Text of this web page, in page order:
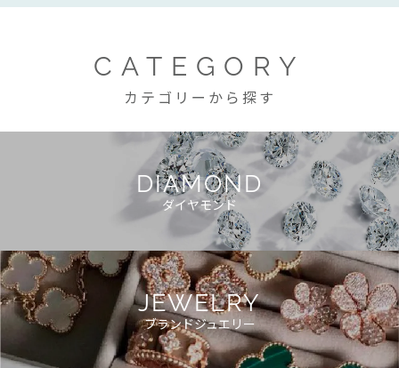
CATEGORY
カテゴリーから探す
DIAMOND
ダイヤモンド
JEWELRY
ブランドジュエリー